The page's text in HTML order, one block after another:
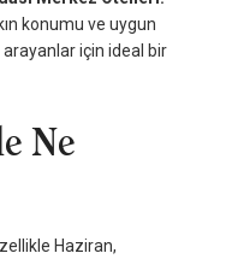
konumu ve uygun
için ideal bir
Ne
Haziran,